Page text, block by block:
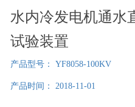
水内冷发电机通水
试验装置
产品型号： YF8058-100KV
产品时间： 2018-11-01